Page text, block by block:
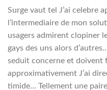
Surge vaut tel J’ai celebre
l’intermediaire de mon
usagers admirent clopiner
gays des uns alors
seduit concerne et doivent
approximativement J’ai
timide… Tellement une